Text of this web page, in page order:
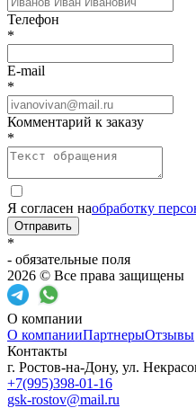
Телефон
*
E-mail
*
Комментарий к заказу
*
Я согласен наобработку
Отправить
*
- обязательные поля
2026 © Все права защищены
О компании
О компанииПартнерыОтзывы
Контакты
г. Ростов-на-Дону, ул.
+7(995)398-01-16
gsk-rostov@mail.ru